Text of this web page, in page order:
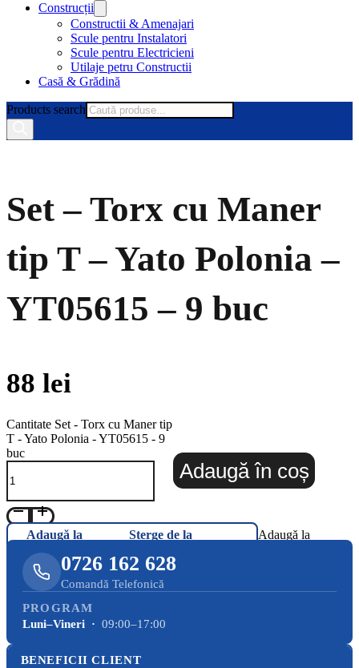
Construcții
Constructii & Amenajari
Scule pentru Instalatori
Scule pentru Electricieni
Utilaje petru Constructii
Casă & Grădină
Products search
Set – Torx cu Maner
tip T – Yato Polonia –
YT05615 – 9 buc
88 lei
Cantitate Set - Torx cu Maner tip
T - Yato Polonia - YT05615 - 9
buc
Adaugă în coș
Adaugă la
Șterge de la
Adaugă la
0726 162 628
Comandă Telefonică
PROGRAM
Luni–Vineri · 09:00–17:00
BENEFICII CLIENT